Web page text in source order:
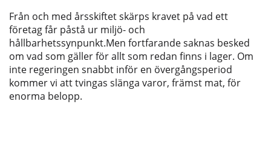
Från och med årsskiftet skärps kravet på vad ett
företag får påstå ur miljö- och
hållbarhetssynpunkt.Men fortfarande saknas besked
om vad som gäller för allt som redan finns i lager. Om
inte regeringen snabbt inför en övergångsperiod
kommer vi att tvingas slänga varor, främst mat, för
enorma belopp.